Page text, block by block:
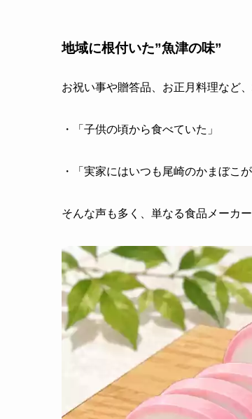
地域に根付いた”魚津の味”
お祝い事や贈答品、お正月料理など
・「子供の頃から食べていた」
・「実家にはいつも尾崎のかまぼこが
そんな声も多く、単なる食品メーカ